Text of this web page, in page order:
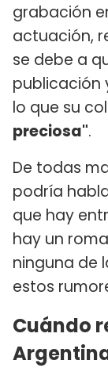
grabación
actuación,
se debe a
publicación
lo que su
preciosa".
De todas
podría
que hay
hay un
ninguna de
estos
Cuándo